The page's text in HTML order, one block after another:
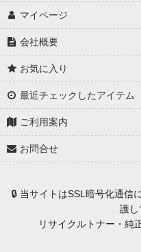
マイページ
会社概要
お気に入り
最近チェックしたアイテム
ご利用案内
お問合せ
🔒 当サイトはSSL暗号化通信
護し
リサイクルトナー・純